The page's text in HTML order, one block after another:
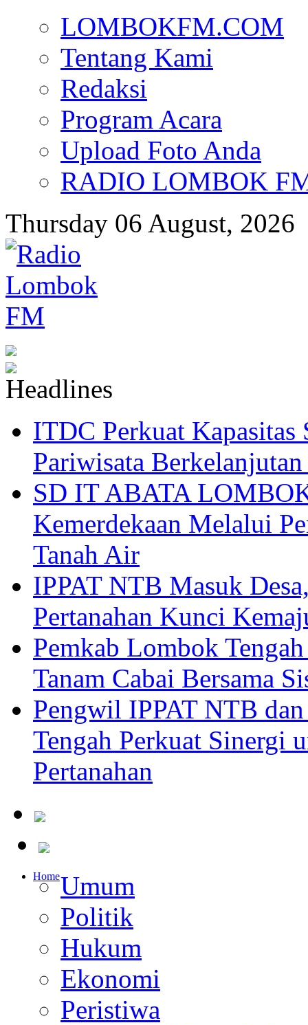
LOMBOKFM.COM
Tentang Kami
Redaksi
Program Acara
Upload Foto Anda
RADIO LOMBOK
Thursday 06 August, 2026
ITDC Perkuat
Pariwisata
SD IT ABATA
Kemerdekaan Melalui
Tanah Air
IPPAT NTB Masuk
Pertanahan Kunci
Pemkab Lombok
Tanam Cabai Bersama
Pengwil IPPAT NTB
Tengah Perkuat Sinergi
Pertanahan
HomeUmum
Politik
Hukum
Ekonomi
Peristiwa